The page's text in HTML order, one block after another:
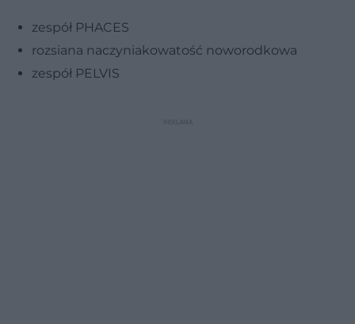
zespół PHACES
rozsiana naczyniakowatość noworodkowa
zespół PELVIS